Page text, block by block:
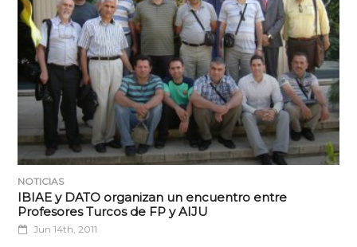
NOTICIAS
IBIAE y DATO organizan un encuentro entre
Profesores Turcos de FP y AIJU
Jun 14th, 2011